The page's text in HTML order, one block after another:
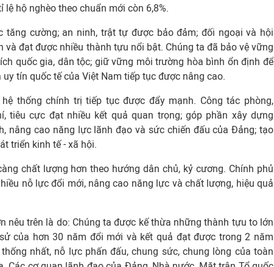
hộ nghèo theo chuẩn mới còn 6,8%.
tăng cường; an ninh, trật tự được bảo đảm; đối ngoại và hội
và đạt được nhiều thành tựu nổi bật. Chúng ta đã bảo vệ vững
quốc gia, dân tộc; giữ vững môi trường hòa bình ổn định để
tín quốc tế của Việt Nam tiếp tục được nâng cao.
thống chính trị tiếp tục được đẩy mạnh. Công tác phòng,
tiêu cực đạt nhiều kết quả quan trọng; góp phần xây dựng
nâng cao năng lực lãnh đạo và sức chiến đấu của Đảng; tạo
triển kinh tế - xã hội.
chất lượng hơn theo hướng dân chủ, kỷ cương. Chính phủ
nỗ lực đổi mới, nâng cao năng lực và chất lượng, hiệu quả
nêu trên là do: Chúng ta được kế thừa những thành tựu to lớn
của hơn 30 năm đổi mới và kết quả đạt được trong 2 năm
nhất, nỗ lực phấn đấu, chung sức, chung lòng của toàn